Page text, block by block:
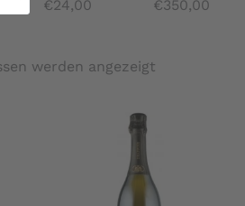
€24,00 €350,00
werden angezeigt